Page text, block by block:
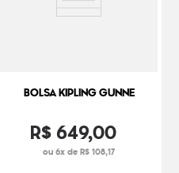
BOLSA KIPLING GUNNE
R$ 649,00
ou 6x de R$ 108,17